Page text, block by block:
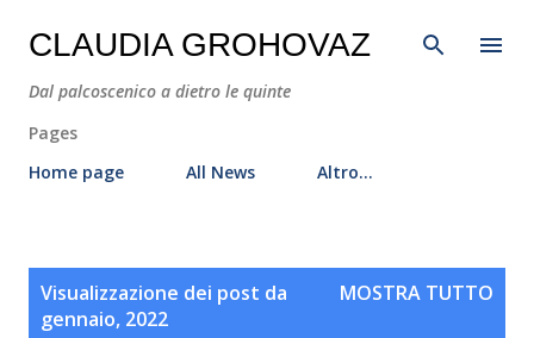
Passa ai contenuti principali
CLAUDIA GROHOVAZ
Dal palcoscenico a dietro le quinte
Pages
Home page
All News Altro…
Visualizzazione dei post da
gennaio, 2022
MOSTRA TUTTO